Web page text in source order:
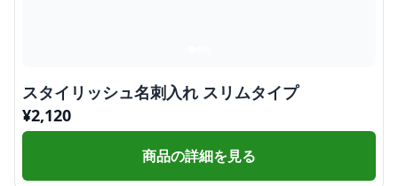
スタイリッシュ名刺入れ スリムタイプ
¥2,120
商品の詳細を見る